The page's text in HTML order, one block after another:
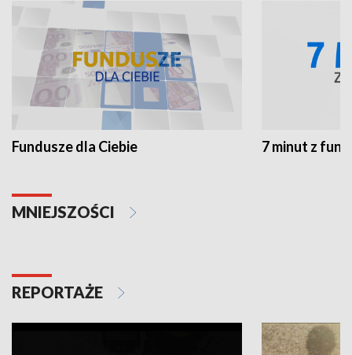
Fundusze dla Ciebie 7 minut z
MNIEJSZOŚCI
REPORTAŻE